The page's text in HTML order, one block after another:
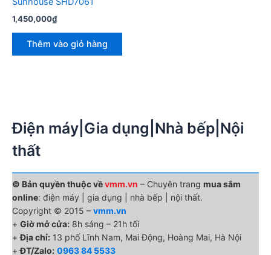
1,450,000₫
Thêm vào giỏ hàng
Điện máy|Gia dụng|Nhà bếp|Nội
thất
© Bản quyền thuộc vềvmm.vn – Chuyên trang mua sắm
online: điện máy | gia dụng | nhà bếp | nội thất.
Copyright © 2015 – vmm.vn
+ Giờ mở cửa: 8h sáng – 21h tối
+Địa chỉ: 13 phố Lĩnh Nam, Mai Động, Hoàng Mai, Hà Nội
+ĐT/Zalo: 0963 84 5533